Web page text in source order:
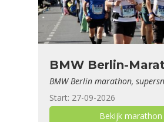
BMW Berlin-
BMW Berlin marathon,
Start: 27-09-2026
Bekijk marathon